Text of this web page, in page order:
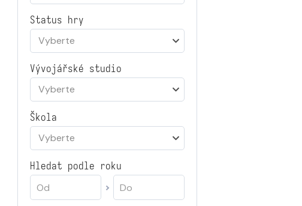
Status hry
Vyberte
Vývojářské studio
Vyberte
Škola
Vyberte
Hledat podle roku